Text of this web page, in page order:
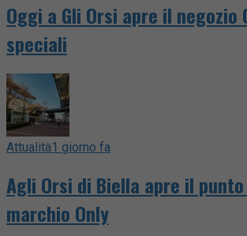
Oggi a Gli Orsi apre il negozio
speciali
Attualità1 giorno fa
Agli Orsi di Biella apre il
marchio Only